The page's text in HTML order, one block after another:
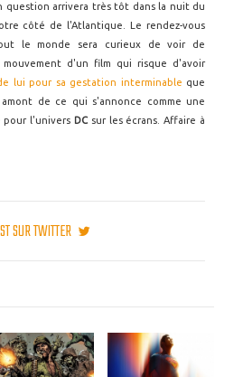
question arrivera très tôt dans la nuit du
côté de l'Atlantique. Le rendez-vous
le monde sera curieux de voir de
mouvement d'un film qui risque d'avoir
lui pour sa gestation interminable que
de ce qui s'annonce comme une
pour l'univers DC sur les écrans. Affaire à
SUR TWITTER